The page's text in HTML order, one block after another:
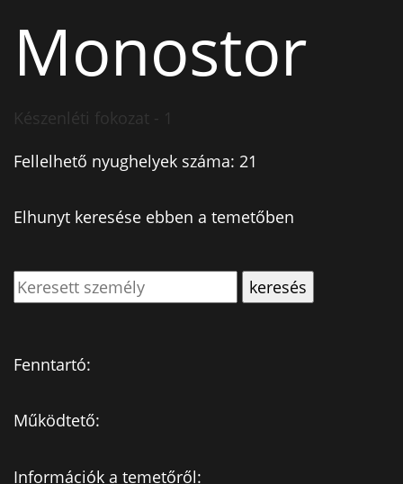
Monostor
Készenléti fokozat - 1
Fellelhető nyughelyek száma: 21
Elhunyt keresése ebben a temetőben
Fenntartó:
Működtető:
Információk a temetőről: